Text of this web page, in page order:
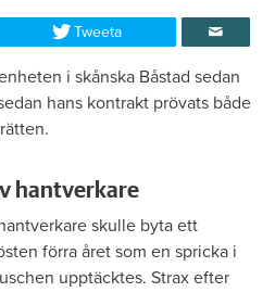
Tweeta
i skånska Båstad sedan
hans kontrakt prövats både
hantverkare
skulle byta ett
förra året som en spricka i
upptäcktes. Strax efter